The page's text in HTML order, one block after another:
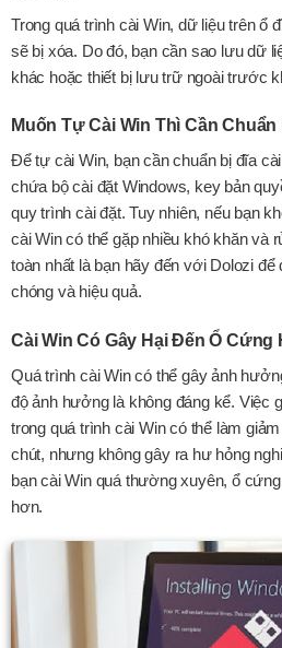
Trong quá trình cài Win, dữ liệu trên ổ
sẽ bị xóa. Do đó, bạn cần sao lưu dữ
khác hoặc thiết bị lưu trữ ngoài trước
Muốn Tự Cài Win Thì Cần
Để tự cài Win, bạn cần chuẩn bị đĩa
chứa bộ cài đặt Windows, key bản
quy trình cài đặt. Tuy nhiên, nếu bạn
cài Win có thể gặp nhiều khó khăn và
toàn nhất là bạn hãy đến với Dolozi
chóng và hiệu quả.
Cài Win Có Gây Hại Đến Ổ Cứng
Quá trình cài Win có thể gây ảnh
độ ảnh hưởng là không đáng kể. Việc
trong quá trình cài Win có thể làm
chút, nhưng không gây ra hư hỏng
bạn cài Win quá thường xuyên, ổ
hơn.